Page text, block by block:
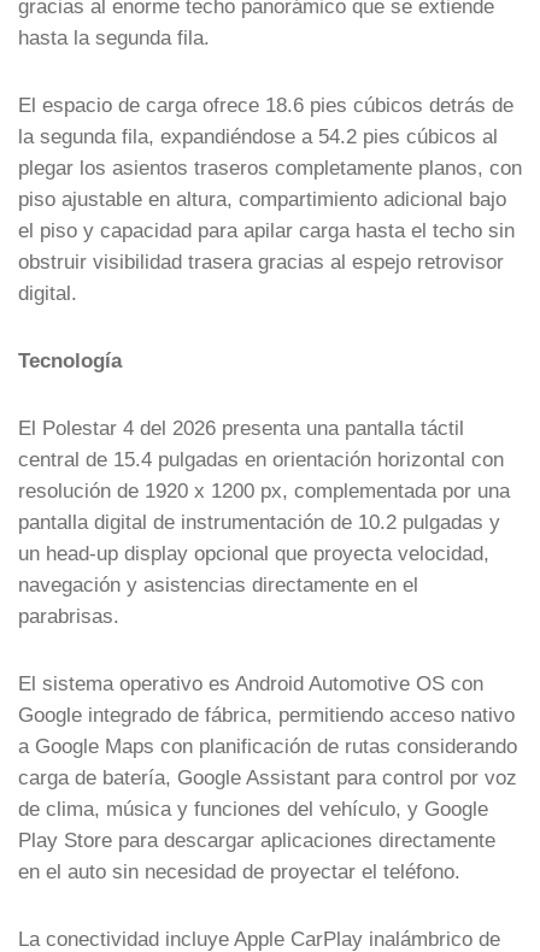
gracias al enorme techo panorámico que se extiende
hasta la segunda fila.
El espacio de carga ofrece 18.6 pies cúbicos detrás de
la segunda fila, expandiéndose a 54.2 pies cúbicos al
plegar los asientos traseros completamente planos, con
piso ajustable en altura, compartimiento adicional bajo
el piso y capacidad para apilar carga hasta el techo sin
obstruir visibilidad trasera gracias al espejo retrovisor
digital.
Tecnología
El Polestar 4 del 2026 presenta una pantalla táctil
central de 15.4 pulgadas en orientación horizontal con
resolución de 1920 x 1200 px, complementada por una
pantalla digital de instrumentación de 10.2 pulgadas y
un head-up display opcional que proyecta velocidad,
navegación y asistencias directamente en el
parabrisas.
El sistema operativo es Android Automotive OS con
Google integrado de fábrica, permitiendo acceso nativo
a Google Maps con planificación de rutas considerando
carga de batería, Google Assistant para control por voz
de clima, música y funciones del vehículo, y Google
Play Store para descargar aplicaciones directamente
en el auto sin necesidad de proyectar el teléfono.
La conectividad incluye Apple CarPlay inalámbrico de